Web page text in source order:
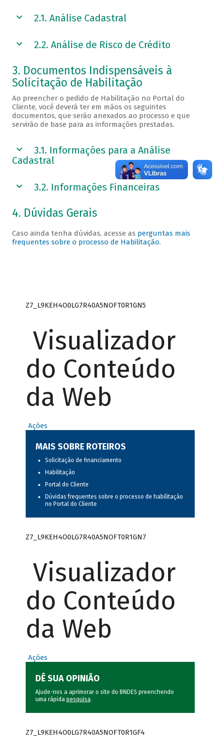
2.1. Análise Cadastral
2.2. Análise de Risco de Crédito
3. Documentos Indispensáveis à
Solicitação de Habilitação
Ao preencher o pedido de Habilitação no Portal do
Cliente, você deverá ter em mãos os seguintes
documentos, que serão anexados ao processo e que
servirão de base para as informações prestadas.
3.1. Informações para a Análise
Cadastral
3.2. Informações Financeiras
4. Dúvidas Gerais
Caso ainda tenha dúvidas, acesse as perguntas mais
frequentes sobre o processo de Habilitação.
Z7_L9KEH4O0LG7R40A5NOFT0R1GN5
Visualizador
do Conteúdo
da Web
Ações
MAIS SOBRE ROTEIROS
Solicitação de financiamento
Habilitação
Portal do Cliente
Dúvidas frequentes sobre o processo de habilitação
no Portal do Cliente
Z7_L9KEH4O0LG7R40A5NOFT0R1GN7
Visualizador
do Conteúdo
da Web
Ações
DÊ SUA OPINIÃO
Ajude-nos a aprimorar o site do BNDES preenchendo
uma rápida pesquisa.
Z7_L9KEH4O0LG7R40A5NOFT0R1GF4